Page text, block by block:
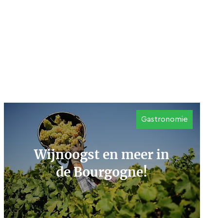
Gastronomie
Wijnoogst en meer in
de Bourgogne!